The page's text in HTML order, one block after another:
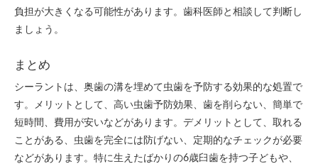
負担が大きくなる可能性があります。歯科医師と相談して判断し
ましょう。
まとめ
シーラントは、奥歯の溝を埋めて虫歯を予防する効果的な処置で
す。メリットとして、高い虫歯予防効果、歯を削らない、簡単で
短時間、費用が安いなどがあります。デメリットとして、取れる
ことがある、虫歯を完全には防げない、定期的なチェックが必要
などがあります。特に生えたばかりの6歳臼歯を持つ子どもや、